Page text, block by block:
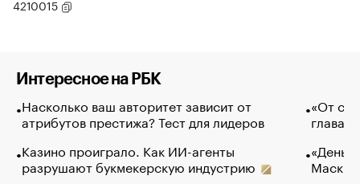
4210015
Интересное на РБК
Насколько ваш авторитет зависит от
атрибутов престижа? Тест для лидеров
Казино проиграло. Как ИИ-агенты
разрушают букмекерскую индустрию
«От
глава
Маск в